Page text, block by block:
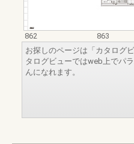
862
863
お探しのページは「カタログ
タログビューではweb上でパ
んになれます。